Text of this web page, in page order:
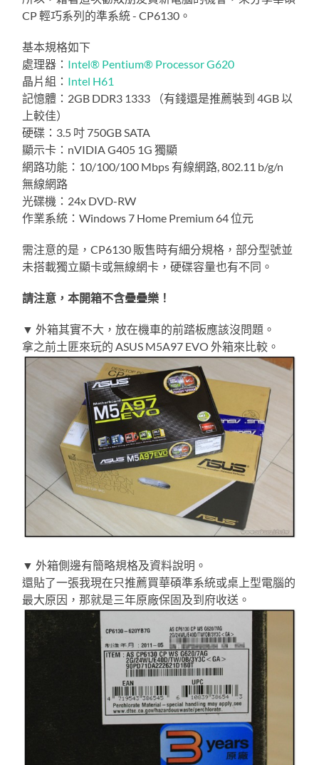
CP 輕巧系列的準系統 - CP6130。
基本規格如下
處理器： Intel® Pentium® Processor G620
晶片組： Intel H61
記憶體：2GB DDR3 1333 （有錢還是推薦裝到 4GB 以
上較佳）
硬碟：3.5 吋 750GB SATA
顯示卡：nVIDIA G405 1G 獨顯
網路功能：10/100/100 Mbps 有線網路, 802.11 b/g/n
無線網路
光碟機：24x DVD-RW
作業系統：Windows 7 Home Premium 64 位元
需注意的是，CP6130 販售時有細分規格，部分型號並
未搭載獨立顯卡或無線網卡，硬碟容量也有不同。
請注意，本開箱不含疊疊樂！
▼ 外箱其實不大，放在機車的前踏板應該沒問題。
拿之前土匪來玩的 ASUS M5A97 EVO 外箱來比較。
▼ 外箱側邊有簡略規格及資料說明。
還貼了一張我現在只推薦買華碩準系統或桌上型電腦的
最大原因，那就是三年原廠保固及到府收送。